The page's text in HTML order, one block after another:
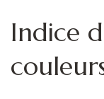
Indice